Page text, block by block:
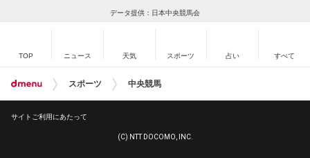
データ提供：日本中央競馬会
TOP ニュース 天気 スポーツ 占い すべて
スポーツ 中央競馬
サイトご利用にあたって
(C) NTT DOCOMO, INC.